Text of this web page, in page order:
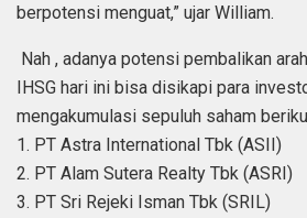
berpotensi menguat,” ujar William.
Nah , adanya potensi pembalikan
IHSG hari ini bisa disikapi para
mengakumulasi sepuluh saham
1. PT Astra International Tbk (ASII)
2. PT Alam Sutera Realty Tbk (ASRI)
3. PT Sri Rejeki Isman Tbk (SRIL)